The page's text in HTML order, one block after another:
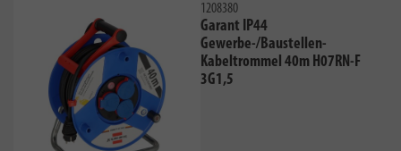
1208380
Garant IP44
Gewerbe-/Baustellen-
Kabeltrommel 40m H07RN-F
3G1,5